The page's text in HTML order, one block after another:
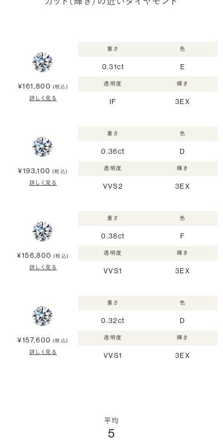
¥161,800 (税込)
詳しく見る
重さ
0.31ct
色
E
透明度
IF
輝き
3EX
¥193,100 (税込)
詳しく見る
重さ
0.36ct
色
D
透明度
VVS2
輝き
3EX
¥156,800 (税込)
詳しく見る
重さ
0.38ct
色
F
透明度
VVS1
輝き
3EX
¥157,600 (税込)
詳しく見る
重さ
0.32ct
色
D
透明度
VVS1
輝き
3EX
平均
5